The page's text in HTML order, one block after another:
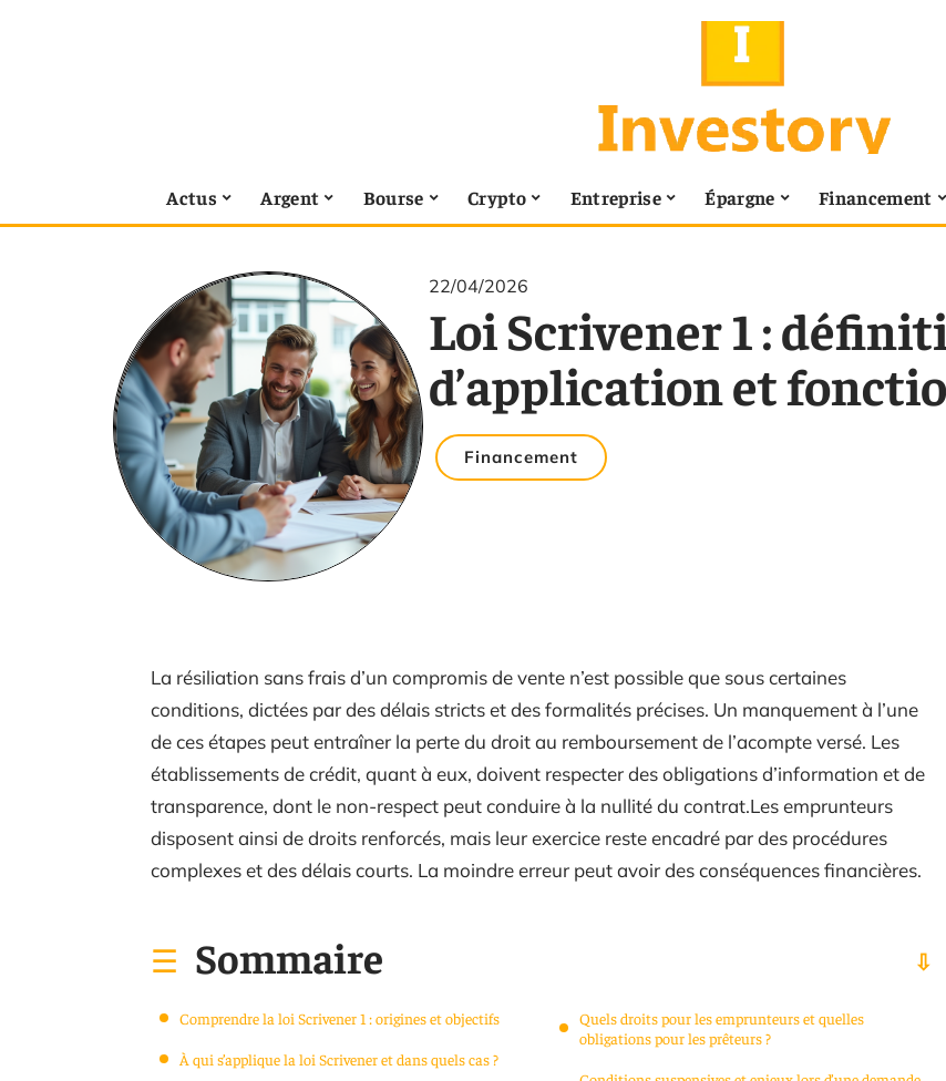
Actus Argent Bourse Crypto Entreprise Épargne Financement
22/04/2026
Loi Scrivener 1 :
d’application et
Financement
La résiliation sans frais d’un compromis de vente n’est possible que sous certaines
conditions, dictées par des délais stricts et des formalités précises. Un manquement à l’une
de ces étapes peut entraîner la perte du droit au remboursement de l’acompte versé. Les
établissements de crédit, quant à eux, doivent respecter des obligations d’information et de
transparence, dont le non-respect peut conduire à la nullité du contrat.Les emprunteurs
disposent ainsi de droits renforcés, mais leur exercice reste encadré par des procédures
complexes et des délais courts. La moindre erreur peut avoir des conséquences financières.
Sommaire
Comprendre la loi Scrivener 1 : origines et objectifs
À qui s’applique la loi Scrivener et dans quels cas ?
Quels droits pour les emprunteurs et quelles
obligations pour les prêteurs ?